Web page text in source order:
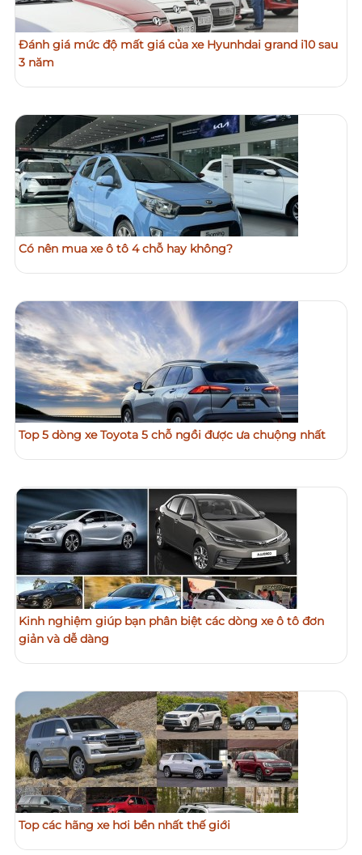
Đánh giá mức độ mất giá của xe Hyunhdai grand i10 sau
3 năm
Có nên mua xe ô tô 4 chỗ hay không?
Top 5 dòng xe Toyota 5 chỗ ngồi được ưa chuộng nhất
Kinh nghiệm giúp bạn phân biệt các dòng xe ô tô đơn
giản và dễ dàng
Top các hãng xe hơi bền nhất thế giới